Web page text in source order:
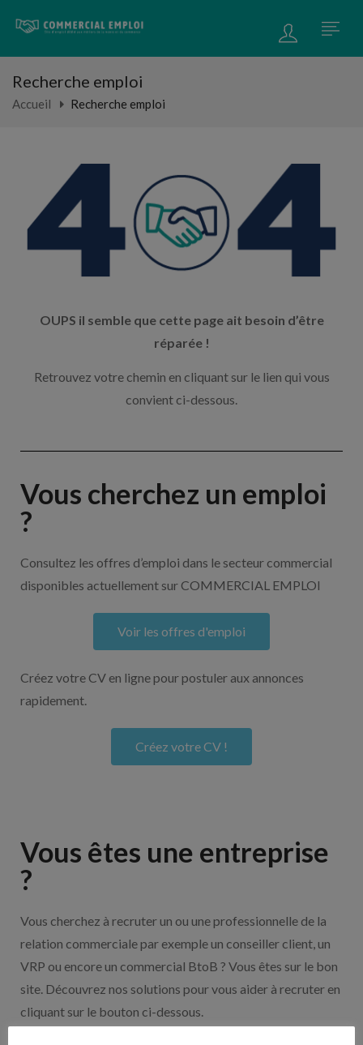
Recherche emploi
Accueil Recherche emploi
OUPS il semble que cette page ait besoin d’être
réparée !
Retrouvez votre chemin en cliquant sur le lien qui vous
convient ci-dessous.
Vous cherchez un emploi
?
Consultez les offres d’emploi dans le secteur commercial
disponibles actuellement sur COMMERCIAL EMPLOI
Voir les offres d'emploi
Créez votre CV en ligne pour postuler aux annonces
rapidement.
Créez votre CV !
Vous êtes une entreprise
?
Vous cherchez à recruter un ou une professionnelle de la
relation commerciale par exemple un conseiller client, un
VRP ou encore un commercial BtoB ? Vous êtes sur le bon
site. Découvrez nos solutions pour vous aider à recruter en
cliquant sur le bouton ci-dessous.